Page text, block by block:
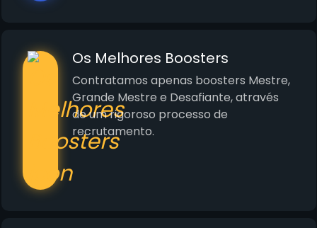
Os Melhores Boosters
Contratamos apenas boosters Mestre,
Grande Mestre e Desafiante, através
de um rigoroso processo de
recrutamento.